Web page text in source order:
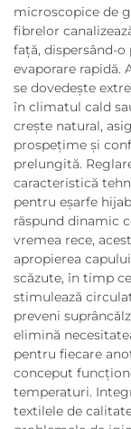
microscopice de
fibrelor
față, dispersând-
evaporare
se dovedește
în climatul cald
crește natural,
prospețime și
prelungită.
caracteristică
pentru eșarfe
răspund dinamic
vremea rece,
apropierea
scăzute, în timp
stimulează
preveni
elimină
pentru fiecare
conceput
temperaturi.
textilele de